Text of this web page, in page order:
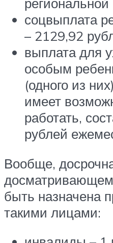
соцвыплата
– 2129,92
выплата для
особым
(одного из
имеет
работать,
рублей
Вообще,
быть назначена
такими лицами: